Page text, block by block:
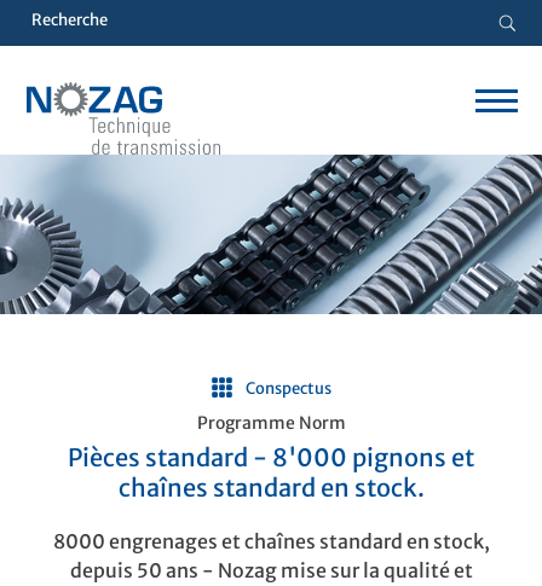
Conspectus
Programme Norm
Pièces standard - 8'000 pignons et
chaînes standard en stock.
8000 engrenages et chaînes standard en stock,
depuis 50 ans - Nozag mise sur la qualité et